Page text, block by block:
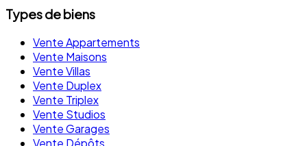
Types de biens
Vente Appartements
Vente Maisons
Vente Villas
Vente Duplex
Vente Triplex
Vente Studios
Vente Garages
Vente Dépôts